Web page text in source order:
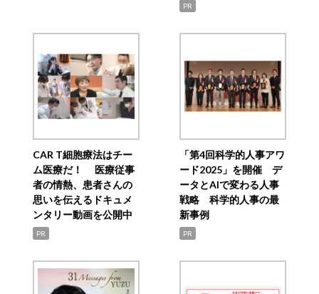
PR
CAR T細胞療法はチー
ム医療だ！ 医療従事
者の情熱、患者さんの
思いを伝えるドキュメ
ンタリー動画を公開中
PR
「第4回科学的人事アワ
ード2025」を開催 デ
ータとAIで変わる人事
戦略 科学的人事の最
新事例
PR